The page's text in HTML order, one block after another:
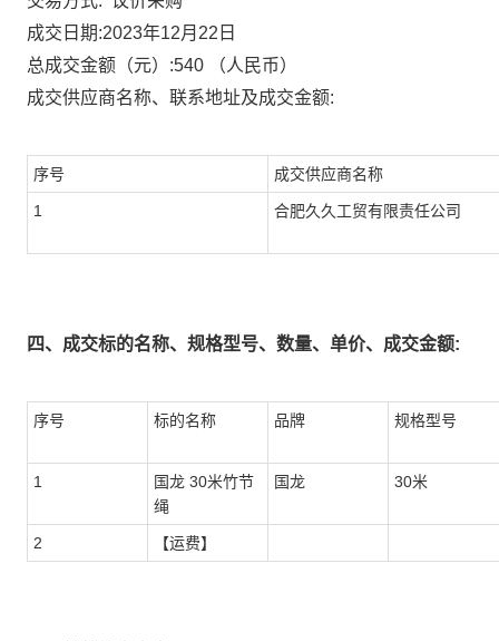
成交日期:2023年12月22日
总成交金额（元）:540 （人民币）
成交供应商名称、联系地址及成交金额:
序号 成交供应商名称
1 合肥久久工贸有限责任公司
四、成交标的名称、规格型号、数量、单价、成交金额:
序号 标的名称 品牌 规格型号
1
国龙 30米竹节
绳
国龙 30米
2 【运费】